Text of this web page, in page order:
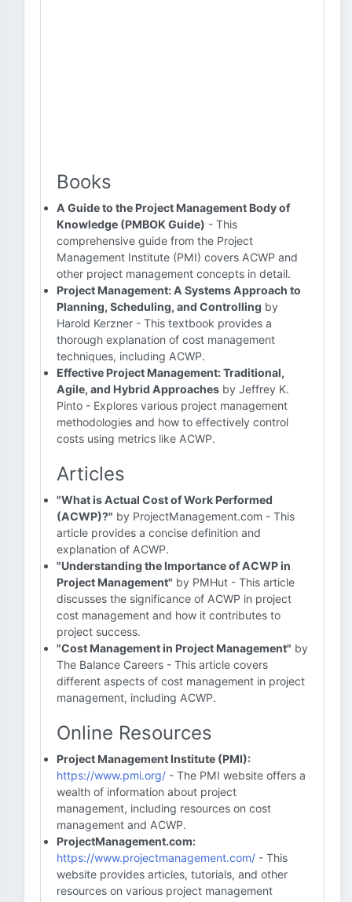
Books
A Guide to the Project Management Body of
Knowledge (PMBOK Guide) - This
comprehensive guide from the Project
Management Institute (PMI) covers ACWP and
other project management concepts in detail.
Project Management: A Systems Approach to
Planning, Scheduling, and Controlling by
Harold Kerzner - This textbook provides a
thorough explanation of cost management
techniques, including ACWP.
Effective Project Management: Traditional,
Agile, and Hybrid Approaches by Jeffrey K.
Pinto - Explores various project management
methodologies and how to effectively control
costs using metrics like ACWP.
Articles
"What is Actual Cost of Work Performed
(ACWP)?" by ProjectManagement.com - This
article provides a concise definition and
explanation of ACWP.
"Understanding the Importance of ACWP in
Project Management" by PMHut - This article
discusses the significance of ACWP in project
cost management and how it contributes to
project success.
"Cost Management in Project Management" by
The Balance Careers - This article covers
different aspects of cost management in project
management, including ACWP.
Online Resources
Project Management Institute (PMI):
https://www.pmi.org/ - The PMI website offers a
wealth of information about project
management, including resources on cost
management and ACWP.
ProjectManagement.com:
https://www.projectmanagement.com/ - This
website provides articles, tutorials, and other
resources on various project management